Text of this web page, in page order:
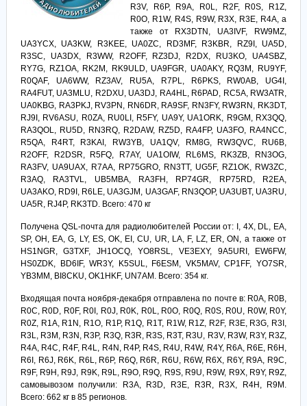
R3V, R6P, R9A, R0L, R2F, R0S, R1Z,
R0O, R1W, R4S, R9W, R3X, R3E, R4A, а
также от RX3DTN, UA3IVF, RW9MZ,
UA3YCX, UA3KW, R3KEE, UA0ZC, RD3MF, R3KBR, RZ9I, UA5D,
R3SC, UA3DX, R3WW, R2OFF, RZ3DJ, R2DX, RU3KO, UA4SBZ,
RY7G, RZ1OA, RK2M, RK9ULD, UA9FGR, UA0AKY, RQ3M, RU9YF,
R0QAF, UA6WW, RZ3AV, RU5A, R7PL, R6PKS, RW0AB, UG4I,
RA4FUT, UA3MLU, R2DXU, UA3DJ, RA4HL, R6PAD, RC5A, RW3ATR,
UA0KBG, RA3PKJ, RV3PN, RN6DR, RA9SF, RN3FY, RW3RN, RK3DT,
RJ9I, RV6ASU, R0ZA, RU0LI, R5FY, UA9Y, UA1ORK, R9GM, RX3QQ,
RA3QOL, RU5D, RN3RQ, R2DAW, RZ5D, RA4FP, UA3FO, RA4NCC,
R5QA, R4RT, R3KAI, RW3YB, UA1QV, RM8G, RW3QVC, RU6B,
R2OFF, R2DSR, R5FQ, R7AY, UA1OIW, RL6MS, RK3ZB, RN3OG,
RA3FV, UA9UAX, R7AA, RP75GRO, RN3TT, UG5F, RZ1OK, RW3ZC,
R3AQ, RA3TVL, UB5MBA, RA3FH, RP74GR, RP75RD, R2EA,
UA3AKO, RD9I, R6LE, UA3GJM, UA3GAF, RN3QOP, UA3UBT, UA3RU,
UA5R, RJ4P, RK3TD. Всего: 470 кг
Получена QSL-почта для радиолюбителей России от: I, 4X, DL, EA,
SP, OH, EA, G, LY, ES, OK, EI, CU, UR, LA, F, LZ, ER, ON, а также от
HS1NGR, G3TXF, JH1OCQ, YO8RSL, VE3EXY, 9A5URI, EW6FW,
HS0ZDK, BD6IF, WR3Y, K5SUL, F6ESM, VK5MAV, CP1FF, YO7SR,
YB3MM, BI8CKU, OK1HKF, UN7AM. Всего: 354 кг.
Входящая почта ноября-декабря отправлена по почте в: R0A, R0B,
R0C, R0D, R0F, R0I, R0J, R0K, R0L, R0O, R0Q, R0S, R0U, R0W, R0Y,
R0Z, R1A, R1N, R1O, R1P, R1Q, R1T, R1W, R1Z, R2F, R3E, R3G, R3I,
R3L, R3M, R3N, R3P, R3Q, R3R, R3S, R3T, R3U, R3V, R3W, R3Y, R3Z,
R4A, R4C, R4F, R4L, R4N, R4P, R4S, R4U, R4W, R4Y, R6A, R6E, R6H,
R6I, R6J, R6K, R6L, R6P, R6Q, R6R, R6U, R6W, R6X, R6Y, R9A, R9C,
R9F, R9H, R9J, R9K, R9L, R9O, R9Q, R9S, R9U, R9W, R9X, R9Y, R9Z,
самовывозом получили: R3A, R3D, R3E, R3R, R3X, R4H, R9M.
Всего: 662 кг в 85 регионов.